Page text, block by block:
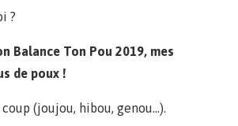
?
Balance Ton Pou 2019, mes
de poux !
(joujou, hibou, genou…).